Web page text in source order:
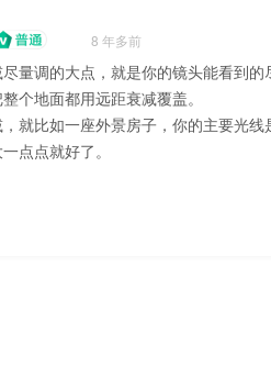
8 年多前
量调的大点，就是你的镜头能看到
个地面都用远距衰减覆盖。
就比如一座外景房子，你的主要光
点点就好了。